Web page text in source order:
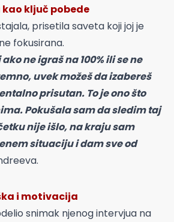
ključ pobede
prisetila saveta koji joj je
fokusirana.
ne igraš na 100% ili se ne
uvek možeš da izabereš
prisutan. To je ono što
Pokušala sam da sledim taj
nije išlo, na kraju sam
situaciju i dam sve od
i motivacija
snimak njenog intervjua na